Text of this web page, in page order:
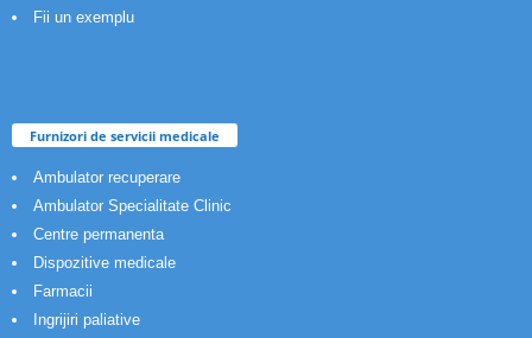
Fii un exemplu
Furnizori de servicii medicale
Ambulator recuperare
Ambulator Specialitate Clinic
Centre permanenta
Dispozitive medicale
Farmacii
Ingrijiri paliative